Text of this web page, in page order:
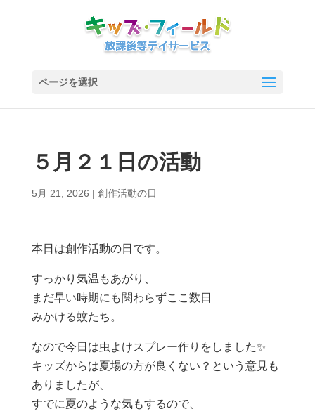
ページを選択
５月２１日の活動
5月 21, 2026 | 創作活動の日
本日は創作活動の日です。
すっかり気温もあがり、
まだ早い時期にも関わらずここ数日
みかける蚊たち。
なので今日は虫よけスプレー作りをしました✨
キッズからは夏場の方が良くない？という意見も
ありましたが、
すでに夏のような気もするので、